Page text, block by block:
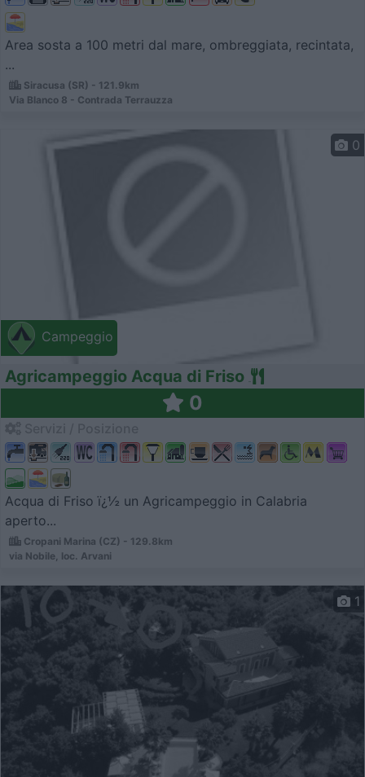
Area sosta a 100 metri dal mare, ombreggiata, recintata,
...
Siracusa (SR) - 121.9km
Via Blanco 8 - Contrada Terrauzza
Campeggio
0
Agricampeggio Acqua di Friso
0
Acqua di Friso ï¿½ un Agricampeggio in Calabria
aperto...
Cropani Marina (CZ) - 129.8km
via Nobile, loc. Arvani
1